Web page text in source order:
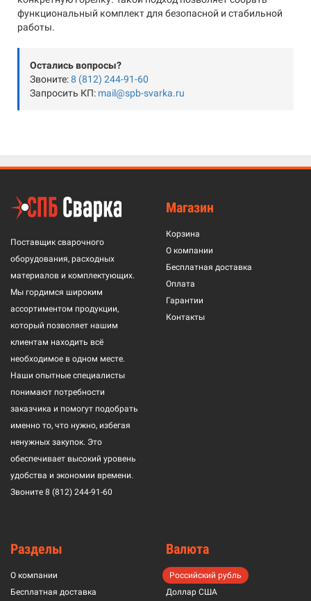
функциональный комплект для безопасной и стабильной
работы.
Остались вопросы?
Звоните:8 (812) 244-91-60
Запросить КП: mail@spb-svarka.ru
Поставщик сварочного
оборудования, расходных
материалов и комплектующих.
Мы гордимся широким
ассортиментом продукции,
который позволяет нашим
клиентам находить всё
необходимое в одном месте.
Наши опытные специалисты
понимают потребности
заказчика и помогут подобрать
именно то, что нужно, избегая
ненужных закупок. Это
обеспечивает высокий уровень
удобства и экономии времени.
Звоните 8 (812) 244-91-60
Магазин
Корзина
О компании
Бесплатная доставка
Оплата
Гарантии
Контакты
Разделы
О компании
Бесплатная доставка
Валюта
Российский рубль
Доллар США